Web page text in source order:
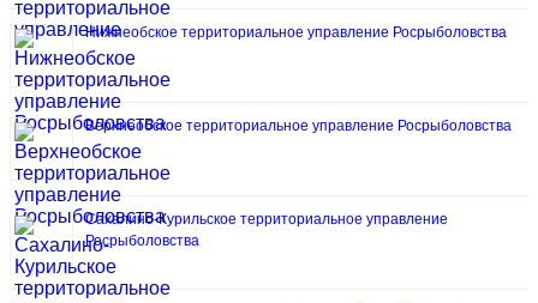
Нижнеобское территориальное управление Росрыболовства
Верхнеобское территориальное управление Росрыболовства
Сахалино-Курильское территориальное управление
Росрыболовства